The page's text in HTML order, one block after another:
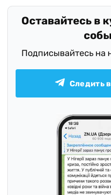
Оставайтесь в
Подписывайтесь на
Следить